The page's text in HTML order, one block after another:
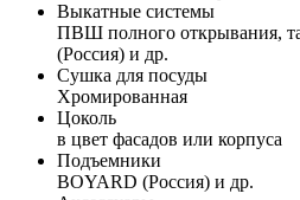
Выкатные системы
ПВШ полного открывания,
(Россия) и др.
Сушка для посуды
Хромированная
Цоколь
в цвет фасадов или корпуса
Подъемники
BOYARD (Россия) и др.